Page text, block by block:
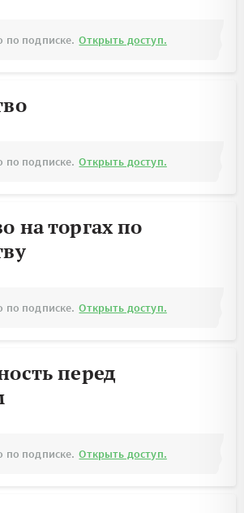
по подписке. Открыть доступ.
по подписке. Открыть доступ.
на торгах по
по подписке. Открыть доступ.
перед
по подписке. Открыть доступ.